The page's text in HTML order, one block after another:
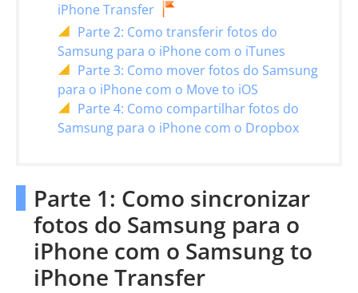
iPhone Transfer
Parte 2: Como transferir fotos do
Samsung para o iPhone com o iTunes
Parte 3: Como mover fotos do Samsung
para o iPhone com o Move to iOS
Parte 4: Como compartilhar fotos do
Samsung para o iPhone com o Dropbox
Parte 1: Como sincronizar
fotos do Samsung para o
iPhone com o Samsung to
iPhone Transfer